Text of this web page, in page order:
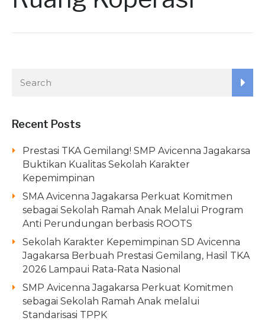
Recent Posts
Prestasi TKA Gemilang! SMP Avicenna Jagakarsa
Buktikan Kualitas Sekolah Karakter
Kepemimpinan
SMA Avicenna Jagakarsa Perkuat Komitmen
sebagai Sekolah Ramah Anak Melalui Program
Anti Perundungan berbasis ROOTS
Sekolah Karakter Kepemimpinan SD Avicenna
Jagakarsa Berbuah Prestasi Gemilang, Hasil TKA
2026 Lampaui Rata-Rata Nasional
SMP Avicenna Jagakarsa Perkuat Komitmen
sebagai Sekolah Ramah Anak melalui
Standarisasi TPPK